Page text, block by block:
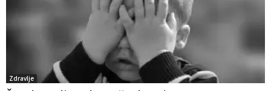
Zdravlje